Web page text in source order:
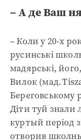
– А де Ваш
– Коли у 20-х
русинські
мадярські,
Вилок (мад.
Береговському
Діти туй знали
куртый період
отворив